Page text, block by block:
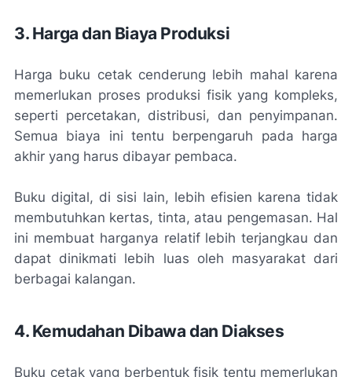
3. Harga dan Biaya Produksi
Harga buku cetak cenderung lebih mahal karena
memerlukan proses produksi fisik yang kompleks,
seperti percetakan, distribusi, dan penyimpanan.
Semua biaya ini tentu berpengaruh pada harga
akhir yang harus dibayar pembaca.
Buku digital, di sisi lain, lebih efisien karena tidak
membutuhkan kertas, tinta, atau pengemasan. Hal
ini membuat harganya relatif lebih terjangkau dan
dapat dinikmati lebih luas oleh masyarakat dari
berbagai kalangan.
4. Kemudahan Dibawa dan Diakses
Buku cetak yang berbentuk fisik tentu memerlukan